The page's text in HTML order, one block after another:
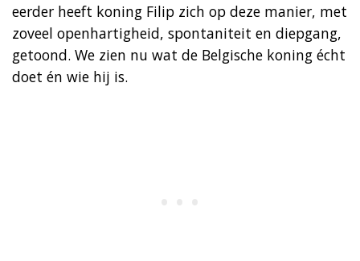
eerder heeft koning Filip zich op deze manier, met
zoveel openhartigheid, spontaniteit en diepgang,
getoond. We zien nu wat de Belgische koning écht
doet én wie hij is.